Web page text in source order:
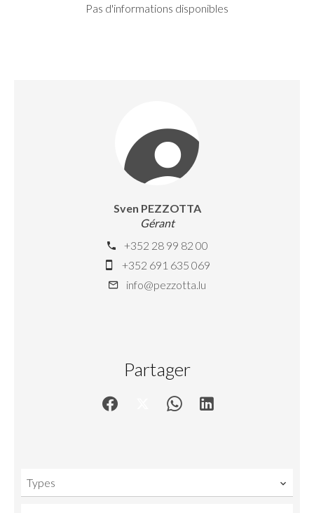
Pas d'informations disponibles
Sven PEZZOTTA
Gérant
+352 28 99 82 00
+352 691 635 069
info@pezzotta.lu
Partager
Types